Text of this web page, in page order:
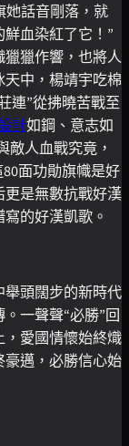
話音剛落，就
血染紅了它！”
獵獵作響，也將人
中，楊靖宇吃棉
連”從拂曉苦戰至
計如鋼、意志如
敵人血戰究竟，
面功勛旗幟是好
是無數抗戰好漢
的好漢凱歌。
頭闊步的新時代
一聲聲“必勝”回
愛國情懷始終熾
邁，必勝信心始